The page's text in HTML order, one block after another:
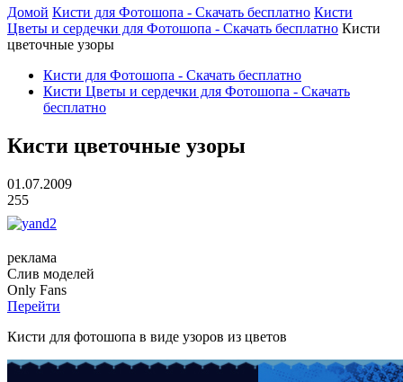
Домой Кисти для Фотошопа - Скачать бесплатно Кисти
Цветы и сердечки для Фотошопа - Скачать бесплатно Кисти
цветочные узоры
Кисти для Фотошопа - Скачать бесплатно
Кисти Цветы и сердечки для Фотошопа - Скачать
бесплатно
Кисти цветочные узоры
01.07.2009
255
реклама
Слив моделей
Only Fans
Перейти
Кисти для фотошопа в виде узоров из цветов